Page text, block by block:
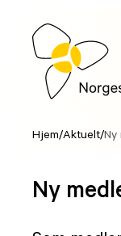
innhold
Hjem/Aktuelt/Ny
Ny